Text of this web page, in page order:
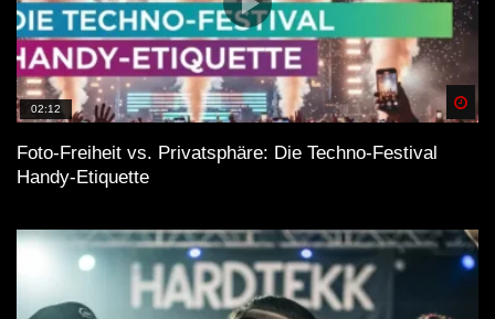
02:12
Foto-Freiheit vs. Privatsphäre: Die Techno-Festival
Handy-Etiquette